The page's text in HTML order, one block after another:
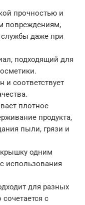
прочностью и
повреждениям,
даже при
подходящий для
и соответствует
плотное
продукта,
пыли, грязи и
одним
использования
для разных
с